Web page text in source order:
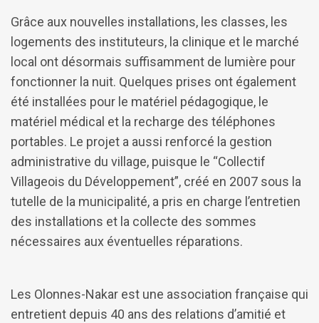
Grâce aux nouvelles installations, les classes, les
logements des instituteurs, la clinique et le marché
local ont désormais suffisamment de lumière pour
fonctionner la nuit. Quelques prises ont également
été installées pour le matériel pédagogique, le
matériel médical et la recharge des téléphones
portables. Le projet a aussi renforcé la gestion
administrative du village, puisque le “Collectif
Villageois du Développement”, créé en 2007 sous la
tutelle de la municipalité, a pris en charge l’entretien
des installations et la collecte des sommes
nécessaires aux éventuelles réparations.
Les Olonnes-Nakar est une association française qui
entretient depuis 40 ans des relations d’amitié et